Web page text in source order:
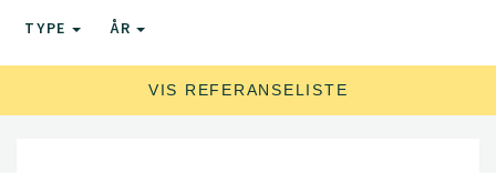
TYPE ÅR
VIS REFERANSELISTE